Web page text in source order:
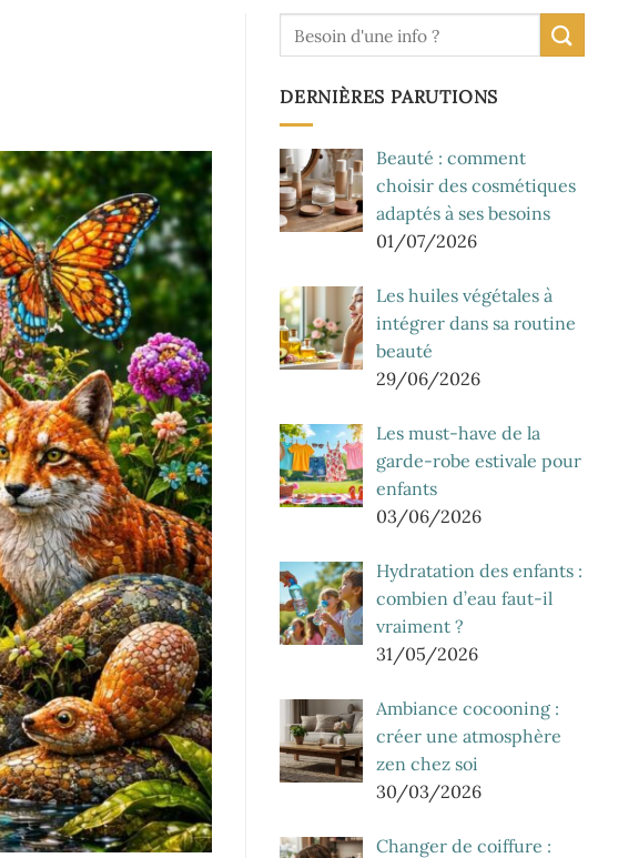
DERNIÈRES PARUTIONS
Beauté : comment
choisir des cosmétiques
adaptés à ses besoins
01/07/2026
Les huiles végétales à
intégrer dans sa routine
beauté
29/06/2026
Les must-have de la
garde-robe estivale pour
enfants
03/06/2026
Hydratation des enfants :
combien d’eau faut-il
vraiment ?
31/05/2026
Ambiance cocooning :
créer une atmosphère
zen chez soi
30/03/2026
Changer de coiffure :